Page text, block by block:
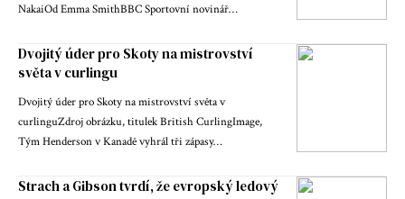
NakaiOd Emma SmithBBC Sportovní novinář…
Dvojitý úder pro Skoty na mistrovství
světa v curlingu
Dvojitý úder pro Skoty na mistrovství světa v
curlinguZdroj obrázku, titulek British CurlingImage,
Tým Henderson v Kanadě vyhrál tři zápasy…
Strach a Gibson tvrdí, že evropský ledový